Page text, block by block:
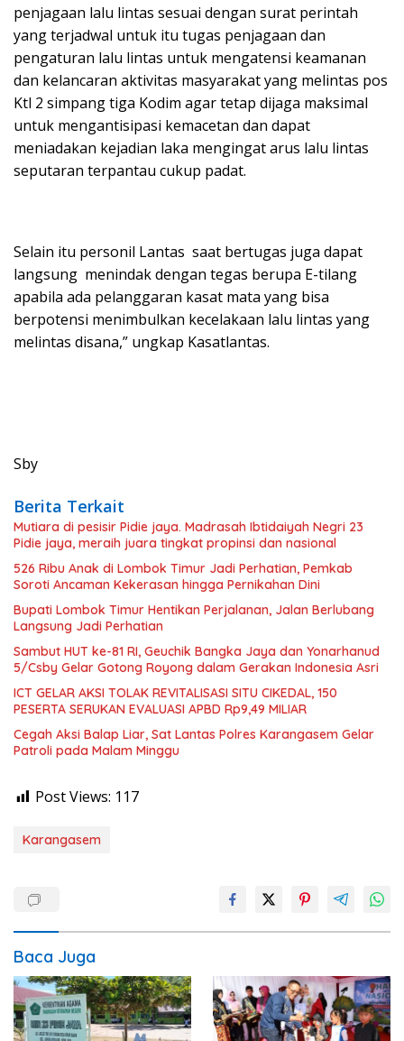
penjagaan lalu lintas sesuai dengan surat perintah
yang terjadwal untuk itu tugas penjagaan dan
pengaturan lalu lintas untuk mengatensi keamanan
dan kelancaran aktivitas masyarakat yang melintas pos
Ktl 2 simpang tiga Kodim agar tetap dijaga maksimal
untuk mengantisipasi kemacetan dan dapat
meniadakan kejadian laka mengingat arus lalu lintas
seputaran terpantau cukup padat.
Selain itu personil Lantas saat bertugas juga dapat
langsung menindak dengan tegas berupa E-tilang
apabila ada pelanggaran kasat mata yang bisa
berpotensi menimbulkan kecelakaan lalu lintas yang
melintas disana,” ungkap Kasatlantas.
Sby
Berita Terkait
Mutiara di pesisir Pidie jaya. Madrasah Ibtidaiyah Negri 23
Pidie jaya, meraih juara tingkat propinsi dan nasional
526 Ribu Anak di Lombok Timur Jadi Perhatian, Pemkab
Soroti Ancaman Kekerasan hingga Pernikahan Dini
Bupati Lombok Timur Hentikan Perjalanan, Jalan Berlubang
Langsung Jadi Perhatian
Sambut HUT ke-81 RI, Geuchik Bangka Jaya dan Yonarhanud
5/Csby Gelar Gotong Royong dalam Gerakan Indonesia Asri
ICT GELAR AKSI TOLAK REVITALISASI SITU CIKEDAL, 150
PESERTA SERUKAN EVALUASI APBD Rp9,49 MILIAR
Cegah Aksi Balap Liar, Sat Lantas Polres Karangasem Gelar
Patroli pada Malam Minggu
Post Views: 117
Karangasem
Baca Juga